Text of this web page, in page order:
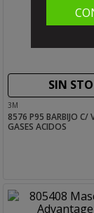
SIN
3M
8576 P95 BARBIJO C/
GASES ACIDOS